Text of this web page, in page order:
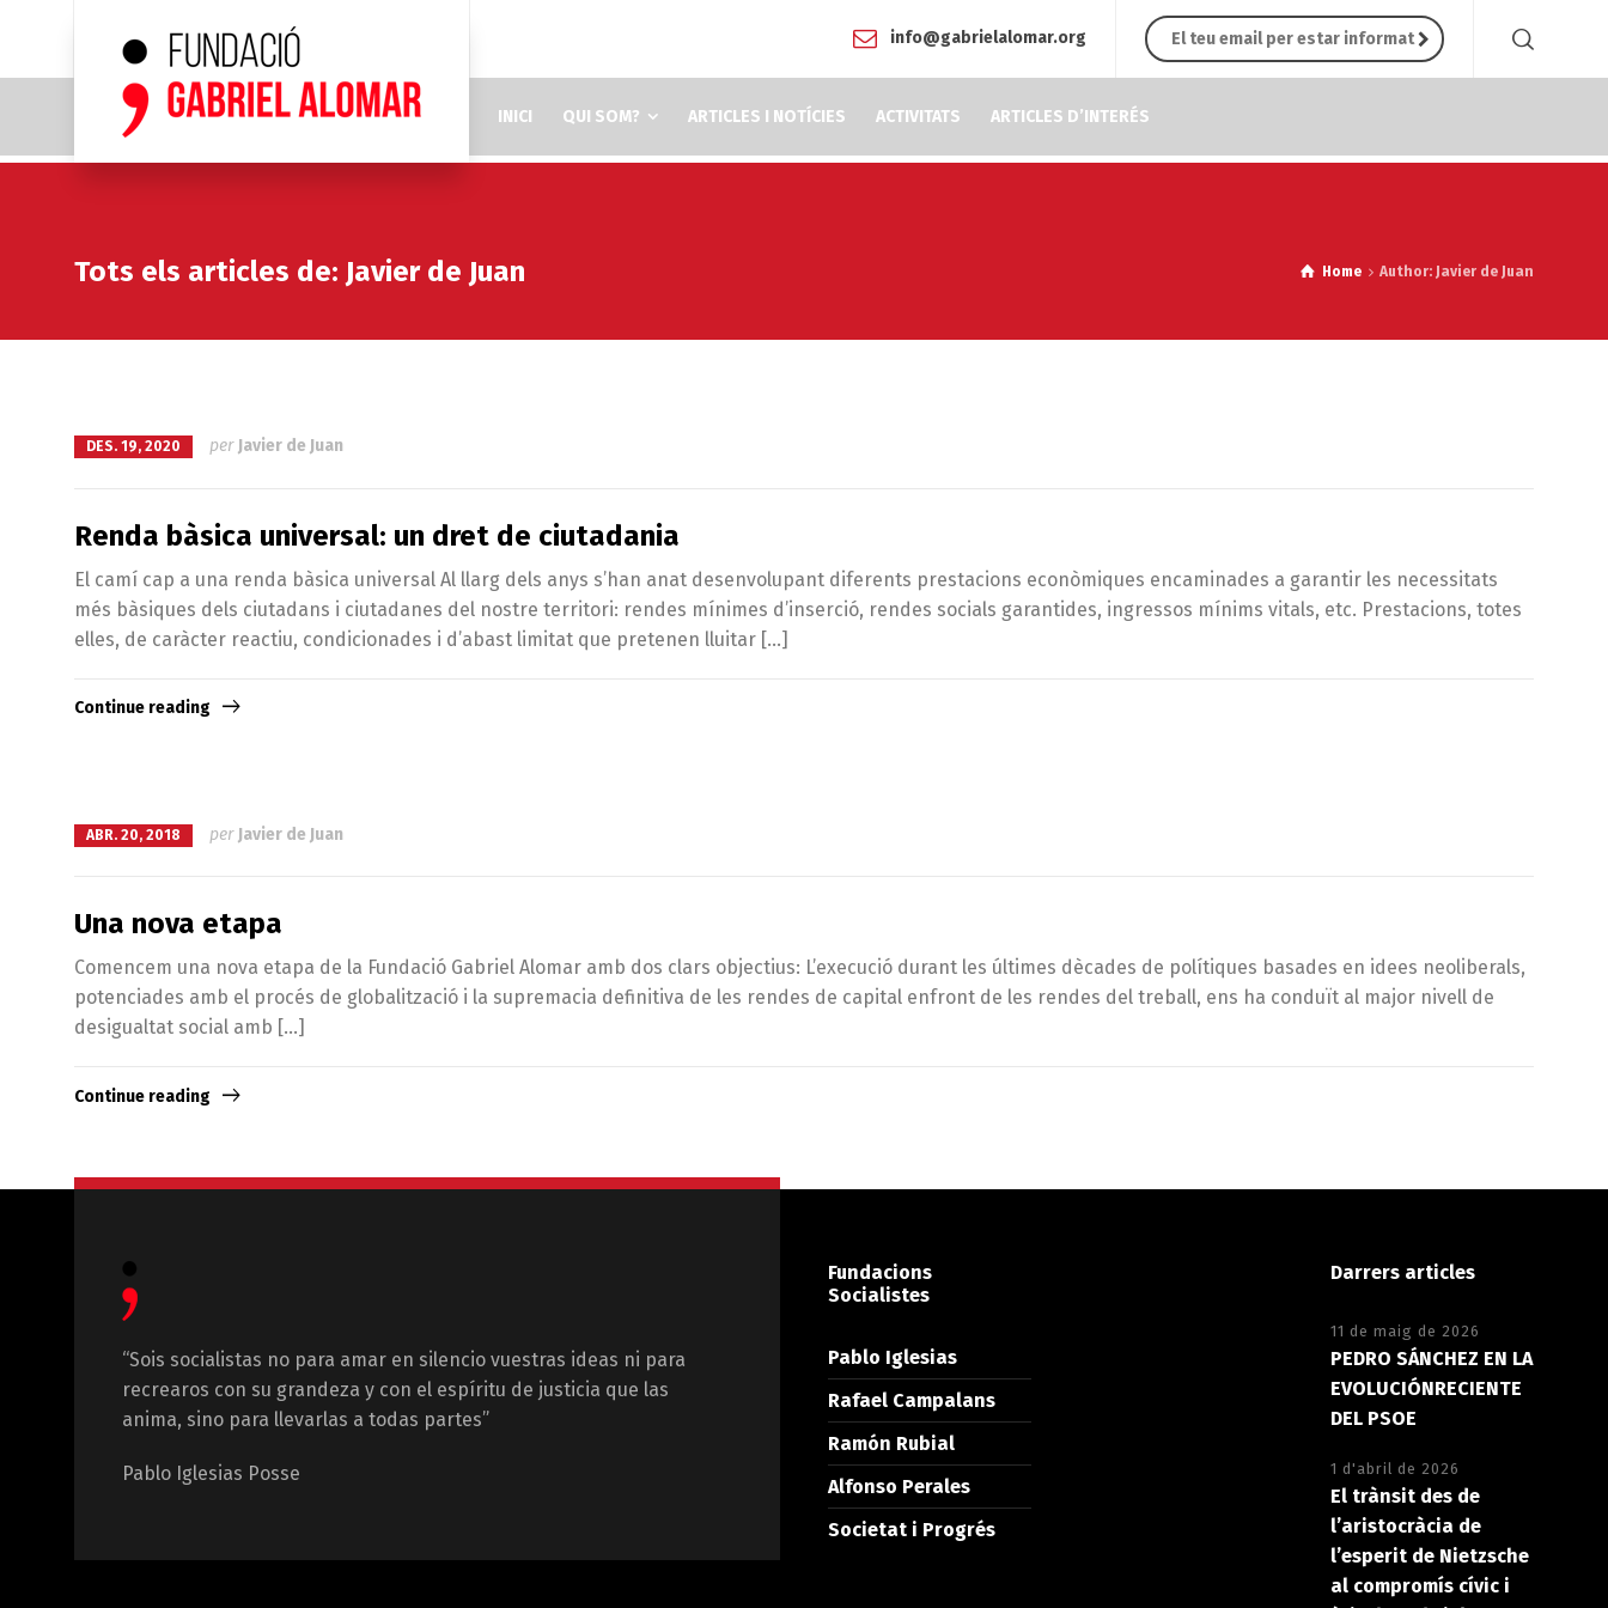
info@gabrielalomar.org
INICI QUI SOM? ARTICLES I NOTÍCIES ACTIVITATS ARTICLES D’INTERÉS
Tots els articles de: Javier de Juan Home Author: Javier de Juan
DES. 19, 2020 per Javier de Juan
Renda bàsica universal: un dret de ciutadania
El camí cap a una renda bàsica universal Al llarg dels anys s’han anat desenvolupant diferents prestacions econòmiques encaminades a garantir les necessitats
més bàsiques dels ciutadans i ciutadanes del nostre territori: rendes mínimes d’inserció, rendes socials garantides, ingressos mínims vitals, etc. Prestacions, totes
elles, de caràcter reactiu, condicionades i d’abast limitat que pretenen lluitar […]
Continue reading
ABR. 20, 2018 per Javier de Juan
Una nova etapa
Comencem una nova etapa de la Fundació Gabriel Alomar amb dos clars objectius: L’execució durant les últimes dècades de polítiques basades en idees neoliberals,
potenciades amb el procés de globalització i la supremacia definitiva de les rendes de capital enfront de les rendes del treball, ens ha conduït al major nivell de
desigualtat social amb […]
Continue reading
“Sois socialistas no para amar en silencio vuestras ideas ni para
recrearos con su grandeza y con el espíritu de justicia que las
anima, sino para llevarlas a todas partes”
Pablo Iglesias Posse
Fundacions
Socialistes
Pablo Iglesias
Rafael Campalans
Ramón Rubial
Alfonso Perales
Societat i Progrés
Darrers articles
11 de maig de 2026
PEDRO SÁNCHEZ EN LA
EVOLUCIÓNRECIENTE
DEL PSOE
1 d'abril de 2026
El trànsit des de
l’aristocràcia de
l’esperit de Nietzsche
al compromís cívic i